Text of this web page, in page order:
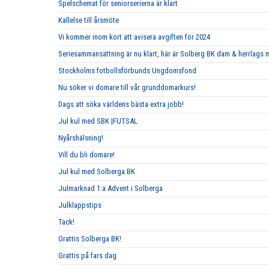
Spelschemat för seniorserierna är klart
Kallelse till årsmöte
Vi kommer inom kort att avisera avgiften för 2024
Seriesammansättning är nu klart, här är Solberg BK dam & herrlags
Stockholms fotbollsförbunds Ungdomsfond
Nu söker vi domare till vår grunddomarkurs!
Dags att söka världens bästa extra jobb!
Jul kul med SBK |FUTSAL
Nyårshälsning!
Vill du bli domare!
Jul kul med Solberga BK
Julmarknad 1:a Advent i Solberga
Julklappstips
Tack!
Grattis Solberga BK!
Grattis på fars dag